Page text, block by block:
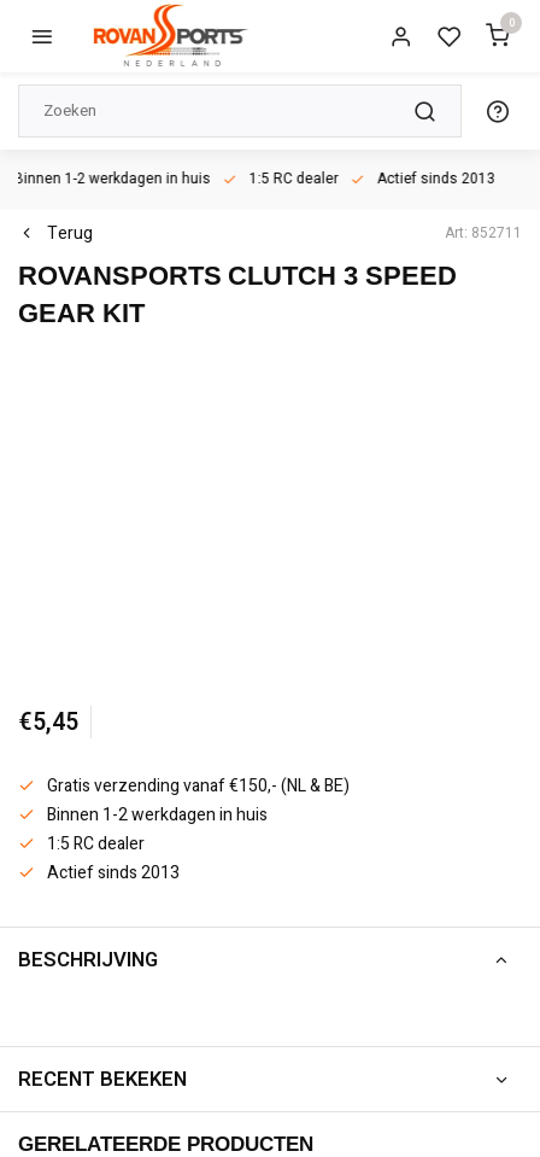
0
Binnen 1-2 werkdagen in huis 1:5 RC dealer Actief sinds 2013
Terug Art: 852711
ROVANSPORTS CLUTCH 3 SPEED
GEAR KIT
€5,45
Gratis verzending vanaf €150,- (NL & BE)
Binnen 1-2 werkdagen in huis
1:5 RC dealer
Actief sinds 2013
BESCHRIJVING
RECENT BEKEKEN
GERELATEERDE PRODUCTEN